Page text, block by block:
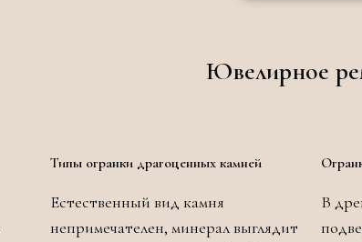
Ювелирное
Типы огранки драгоценных камней
Естественный вид камня
непримечателен, минерал выглядит
В